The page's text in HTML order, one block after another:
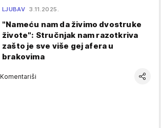
LJUBAV 3.11.2025.
"Nameću nam da živimo dvostruke
živote": Stručnjak nam razotkriva
zašto je sve više gej afera u
brakovima
Komentariši